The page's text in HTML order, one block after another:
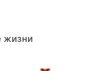
жизни